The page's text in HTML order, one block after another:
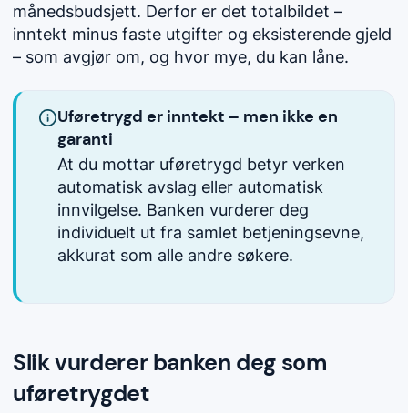
månedsbudsjett. Derfor er det totalbildet –
inntekt minus faste utgifter og eksisterende gjeld
– som avgjør om, og hvor mye, du kan låne.
Uføretrygd er inntekt – men ikke en
garanti
At du mottar uføretrygd betyr verken
automatisk avslag eller automatisk
innvilgelse. Banken vurderer deg
individuelt ut fra samlet betjeningsevne,
akkurat som alle andre søkere.
Slik vurderer banken deg som
uføretrygdet